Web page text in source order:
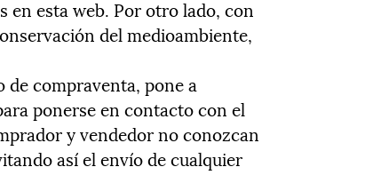
en esta web. Por otro lado, con
del medioambiente,
de compraventa, pone a
ponerse en contacto con el
y vendedor no conozcan
así el envío de cualquier